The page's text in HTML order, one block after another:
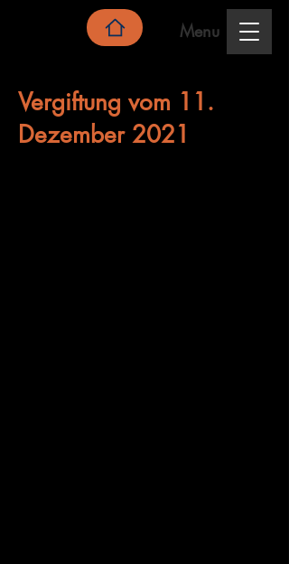
Menu
Vergiftung vom 11.
Dezember 2021